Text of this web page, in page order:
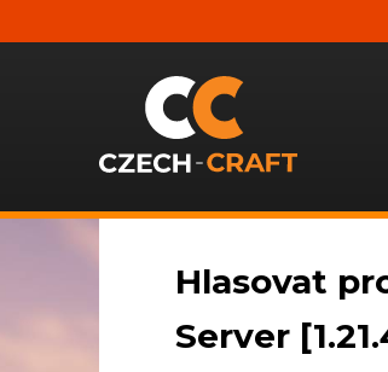
Hlasovat
Server